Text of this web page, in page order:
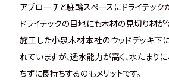
アプローチと駐輪スペースにドライテック
ドライテックの目地にも木材の見切り材が
施工した小泉木材本社のウッドデッキ下
れていますが、透水能力が高く、水たまり
ちずに長持ちするのもメリットです。